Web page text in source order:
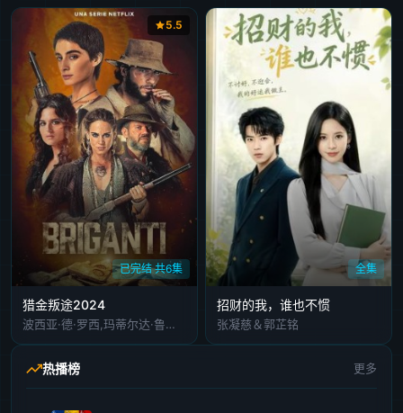
已完结 共6集
5.5
猎金叛途2024
波西亚·德·罗西,玛蒂尔达·鲁茨,费德里科·伊帕迪,伊瓦娜·洛蒂托,南多·鲍勒
全集
招财的我，谁也不惯
张凝慈＆郭芷铭
热播榜 更多